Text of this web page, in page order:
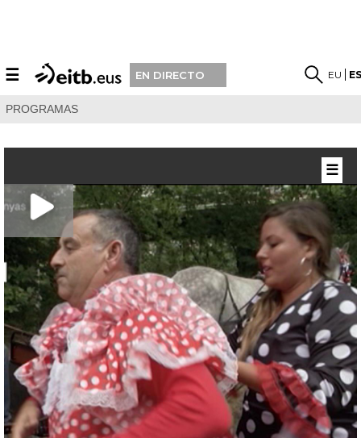
☰ EN DIRECTO EU
PROGRAMAS
☰